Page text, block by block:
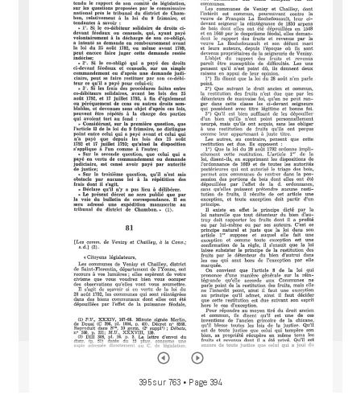
395 sur 763 • Page 394